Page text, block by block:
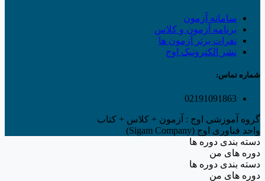
سامانه آزمون
برنامه آزمون و کلاس
نفرات برتر آزمون ها
نشر الکترونیک اوج
شماره تماس:
02191091863
گروه آموزشی اوج : آزمون + کلاس + کتاب
واحد فناوری اوج (Sigam Company)
دسته بندی دوره ها
دوره های من
دسته بندی دوره ها
دوره های من